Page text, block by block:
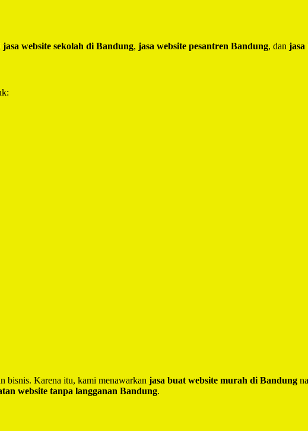
jasa website sekolah di Bandung, jasa website pesantren Bandung, dan jasa
bisnis. Karena itu, kami menawarkan jasa buat website murah di Bandung
website tanpa langganan Bandung.